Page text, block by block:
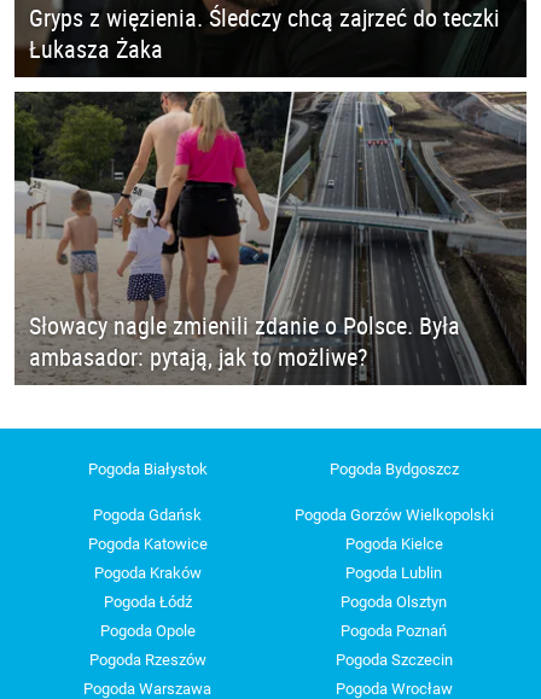
Gryps z więzienia. Śledczy chcą zajrzeć do teczki
Łukasza Żaka
Słowacy nagle zmienili zdanie o Polsce. Była
ambasador: pytają, jak to możliwe?
Pogoda Białystok Pogoda Bydgoszcz
Pogoda Gdańsk
Pogoda Gorzów Wielkopolski
Pogoda Katowice
Pogoda Kielce
Pogoda Kraków
Pogoda Lublin
Pogoda Łódź
Pogoda Olsztyn
Pogoda Opole
Pogoda Poznań
Pogoda Rzeszów
Pogoda Szczecin
Pogoda Warszawa
Pogoda Wrocław